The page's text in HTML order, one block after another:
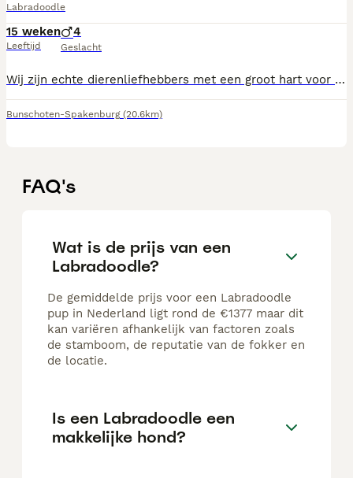
Labradoodle
15 weken
Leeftijd
4
Geslacht
Wij zijn echte dierenliefhebbers met een groot hart voor honden en in het bijzonder voor onze pups. Onze honden maken deel uit van ons gezin en groeien op in een warme, liefdevolle en huiselijke omgeving, waar aandacht, verzorging, gezondheid en vertrouwen altijd op de eerste plaats staan. Wij fokken niet zomaar pups; voor ons is ieder pupje uniek en bijzonder. Vanaf de eerste dag besteden wij veel tijd en aandacht aan hun ontwikkeling, socialisatie en verzorging. De pups worden met liefde grootgebracht, wennen aan dagelijkse geluiden, menselijk contact, verzorgingsmomenten en een veilige huiselijke omgeving. Zo krijgen zij de best mogelijke start voor hun verdere leven. Wij vinden het belangrijk dat onze pups niet alleen mooi en gezond zijn, maar ook stabiel, sociaal, leergierig en goed voorbereid op hun nieuwe gezin. Daarom zorgen wij voor leeftijdsgerechte socialisatie, goede voeding, regelmatige ontworming, dierenartscontroles en alle nodige documenten. Ook de gezondheid van de ouders staat bij ons centraal. Beide ouders zijn zorgvuldig getest op erfelijke aandoeningen en gezondheidsproblemen, en de beschikbare testresultaten zijn bij ons in te zien. Wij werken met veel liefde, geduld en verantwoordelijkheid. Dit is voor ons geen massaproductie, maar een liefdesnest waar iedere pup met zorg, aandacht en respect wordt grootgebracht. Wij nemen de tijd om de juiste baasjes te vinden, omdat wij willen dat elk pupje terechtkomt in een liefdevol, stabiel en verantwoord thuis. Ook na de overdracht vinden wij het belangrijk dat nieuwe eigenaren goed voorbereid zijn. Daarom krijgt iedere pup een uitgebreid startpakket mee, inclusief voeding, verzorgingsmateriaal, speeltjes, praktische hulpmiddelen en duidelijke informatie over opvoeding en verzorging. Wij willen dat de overgang naar het nieuwe huis zo soepel en prettig mogelijk verloopt. Wij zijn trots op de manier waarop wij onze pups grootbrengen: met hart, verstand, ervaring en volledige toewijding. Ons doel is om gezonde, gelukkige en goed gesocialiseerde pups mee te geven aan mensen die hen net zoveel liefde, tijd en aandacht willen geven als wij dat vanaf het begin hebben gedaan.
Bunschoten-Spakenburg (20.6km)
FAQ's
Wat is de prijs van een
Labradoodle?
De gemiddelde prijs voor een Labradoodle
pup in Nederland ligt rond de €1377 maar dit
kan variëren afhankelijk van factoren zoals
de stamboom, de reputatie van de fokker en
de locatie.
Is een Labradoodle een
makkelijke hond?